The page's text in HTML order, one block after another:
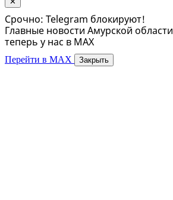
Срочно: Telegram блокируют!
Главные новости Амурской области
теперь у нас в MAX
Перейти в MAX Закрыть